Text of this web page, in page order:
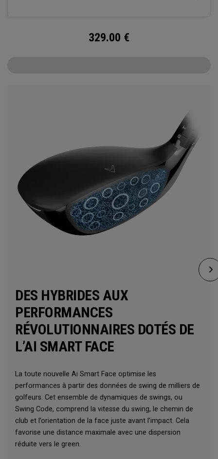
329.00 €
DES HYBRIDES AUX
PERFORMANCES
RÉVOLUTIONNAIRES DOTÉS DE
L’AI SMART FACE
La toute nouvelle Ai Smart Face optimise les
performances à partir des données de swing de milliers de
golfeurs. Cet ensemble de dynamiques de swings, ou
Swing Code, comprend la vitesse du swing, le chemin de
club et l’orientation de la face juste avant l’impact. Cela
favorise une distance maximale avec une dispersion
réduite vers le green.